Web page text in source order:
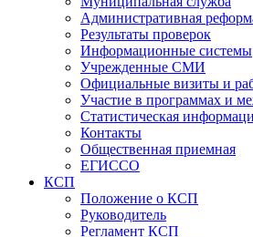
Административная
Результаты проверок
Информационные системы
Учрежденные СМИ
Официальные визиты и
Участие в программах и
Статистическая
Контакты
Общественная приемная
ЕГИССО
КСП
Положение о КСП
Руководитель
Регламент КСП